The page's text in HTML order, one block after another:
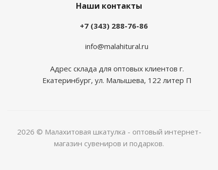
Наши контакты
+7 (343) 288-76-86
info@malahitural.ru
Адрес склада для оптовых клиентов г.
Екатеринбург, ул. Малышева, 122 литер П
2026 © Малахитовая шкатулка - оптовый интернет-
магазин сувениров и подарков.